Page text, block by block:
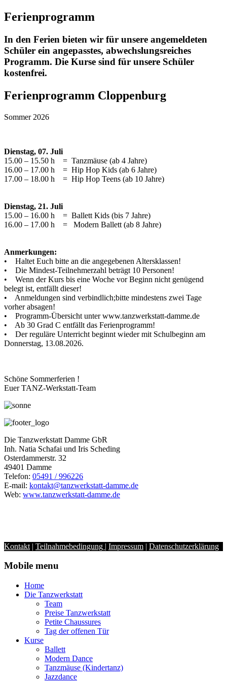
Ferienprogramm
In den Ferien bieten wir für unsere angemeldeten
Schüler ein angepasstes, abwechslungsreiches
Programm. Die Kurse sind für unsere Schüler
kostenfrei.
Ferienprogramm Cloppenburg
Sommer 2026
Dienstag, 07. Juli
15.00 – 15.50 h = Tanzmäuse (ab 4 Jahre)
16.00 – 17.00 h = Hip Hop Kids (ab 6 Jahre)
17.00 – 18.00 h = Hip Hop Teens (ab 10 Jahre)
Dienstag, 21. Juli
15.00 – 16.00 h = Ballett Kids (bis 7 Jahre)
16.00 – 17.00 h = Modern Ballett (ab 8 Jahre)
Anmerkungen:
• Haltet Euch bitte an die angegebenen Altersklassen!
• Die Mindest-Teilnehmerzahl beträgt 10 Personen!
• Wenn der Kurs bis eine Woche vor Beginn nicht genügend
belegt ist, entfällt dieser!
• Anmeldungen sind verbindlich;bitte mindestens zwei Tage
vorher absagen!
• Programm-Übersicht unter www.tanzwerkstatt-damme.de
• Ab 30 Grad C entfällt das Ferienprogramm!
• Der reguläre Unterricht beginnt wieder mit Schulbeginn am
Donnerstag, 13.08.2026.
Schöne Sommerferien !
Euer TANZ-Werkstatt-Team
Die Tanzwerkstatt Damme GbR
Inh. Natia Schafai und Iris Scheding
Osterdammerstr. 32
49401 Damme
Telefon: 05491 / 996226
E-mail: kontakt@tanzwerkstatt-damme.de
Web: www.tanzwerkstatt-damme.de
Kontakt | Teilnahmebedingung | Impressum | Datenschutzerklärung
Mobile menu
Home
Die Tanzwerkstatt
Team
Preise Tanzwerkstatt
Petite Chaussures
Tag der offenen Tür
Kurse
Ballett
Modern Dance
Tanzmäuse (Kindertanz)
Jazzdance